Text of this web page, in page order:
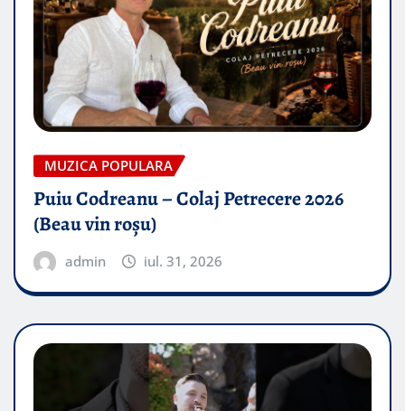
MUZICA POPULARA
Puiu Codreanu – Colaj Petrecere 2026
(Beau vin roșu)
admin iul. 31, 2026